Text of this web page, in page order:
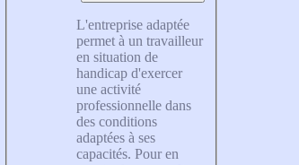
L'entreprise adaptée
permet à un travailleur
en situation de
handicap d'exercer
une activité
professionnelle dans
des conditions
adaptées à ses
capacités. Pour en